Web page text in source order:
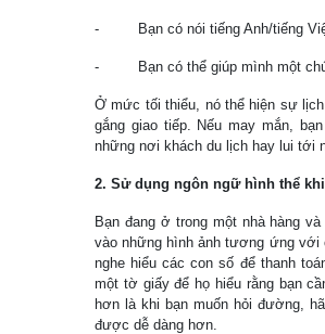
- Bạn có nói tiếng Anh/tiếng
- Bạn có thể giúp mình một
Ở mức tối thiểu, nó thể hiện sự
gắng giao tiếp. Nếu may mắn,
những nơi khách du lịch hay lui tới
2. Sử dụng ngôn ngữ hình thể
Bạn đang ở trong một nhà hàng
vào những hình ảnh tương ứng với
nghe hiểu các con số để thanh
một tờ giấy để họ hiểu rằng bạn
hơn là khi bạn muốn hỏi đường,
được dễ dàng hơn.